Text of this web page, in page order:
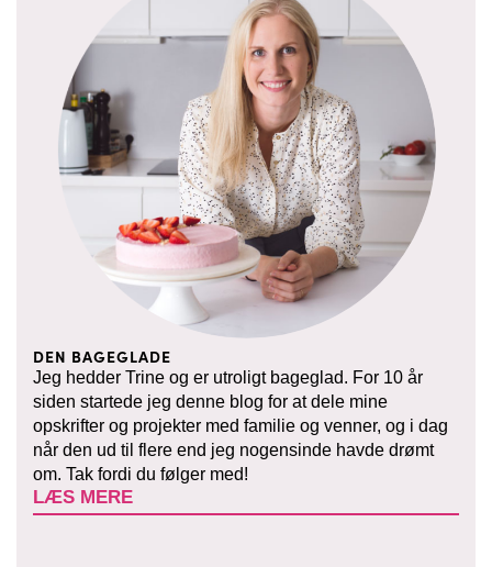
DEN BAGEGLADE
Jeg hedder Trine og er utroligt bageglad. For 10 år
siden startede jeg denne blog for at dele mine
opskrifter og projekter med familie og venner, og i dag
når den ud til flere end jeg nogensinde havde drømt
om. Tak fordi du følger med!
LÆS MERE